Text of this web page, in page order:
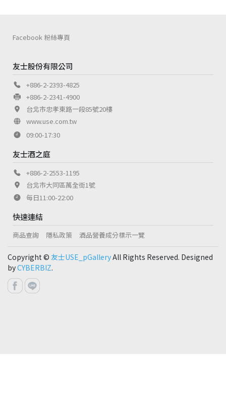
友士股份有限公司
+886-2-2393-4825
+886-2-2341-4900
台北市忠孝東路一段85號20樓
www.use.com.tw
09:00-17:30
友士酒之庭
+886-2-2553-1195
台北市大同區萬全街1號
每日11:00-22:00
快速連結
商品查詢 隱私政策 酒品營養成分標示一覽
Facebook 粉絲專頁
Copyright © 友士USE_pGalleryAll Rights Reserved. Designed
byCYBERBIZ.